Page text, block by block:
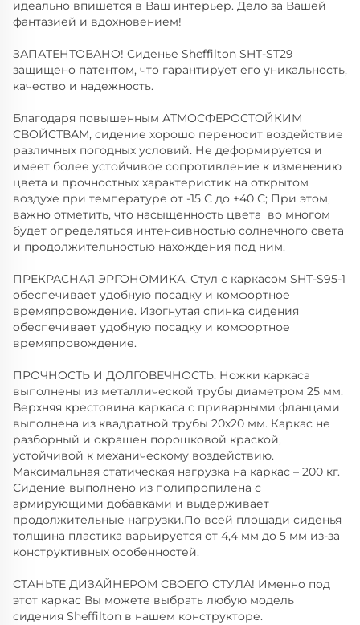
идеально впишется в Ваш интерьер. Дело за Вашей
фантазией и вдохновением!
ЗАПАТЕНТОВАНО! Сиденье Sheffilton SHT-ST29
защищено патентом, что гарантирует его уникальность,
качество и надежность.
Благодаря повышенным АТМОСФЕРОСТОЙКИМ
СВОЙСТВАМ, сидение хорошо переносит воздействие
различных погодных условий. Не деформируется и
имеет более устойчивое сопротивление к изменению
цвета и прочностных характеристик на открытом
воздухе при температуре от -15 С до +40 С; При этом,
важно отметить, что насыщенность цвета во многом
будет определяться интенсивностью солнечного света
и продолжительностью нахождения под ним.
ПРЕКРАСНАЯ ЭРГОНОМИКА. Стул с каркасом SHT-S95-1
обеспечивает удобную посадку и комфортное
времяпровождение. Изогнутая спинка сидения
обеспечивает удобную посадку и комфортное
времяпровождение.
ПРОЧНОСТЬ И ДОЛГОВЕЧНОСТЬ. Ножки каркаса
выполнены из металлической трубы диаметром 25 мм.
Верхняя крестовина каркаса с приварными фланцами
выполнена из квадратной трубы 20х20 мм. Каркас не
разборный и окрашен порошковой краской,
устойчивой к механическому воздействию.
Максимальная статическая нагрузка на каркас – 200 кг.
Сидение выполнено из полипропилена с
армирующими добавками и выдерживает
продолжительные нагрузки.По всей площади сиденья
толщина пластика варьируется от 4,4 мм до 5 мм из-за
конструктивных особенностей.
СТАНЬТЕ ДИЗАЙНЕРОМ СВОЕГО СТУЛА! Именно под
этот каркас Вы можете выбрать любую модель
сидения Sheffilton в нашем конструкторе.